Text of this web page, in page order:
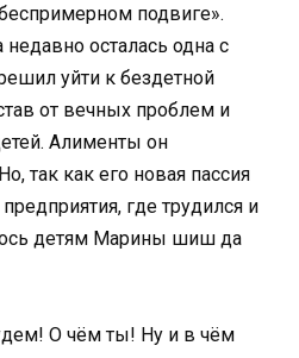
подвиге».
осталась одна с
уйти к бездетной
от вечных проблем и
Алименты он
так как его новая пассия
где трудился и
детям Марины шиш да
О чём ты! Ну и в чём